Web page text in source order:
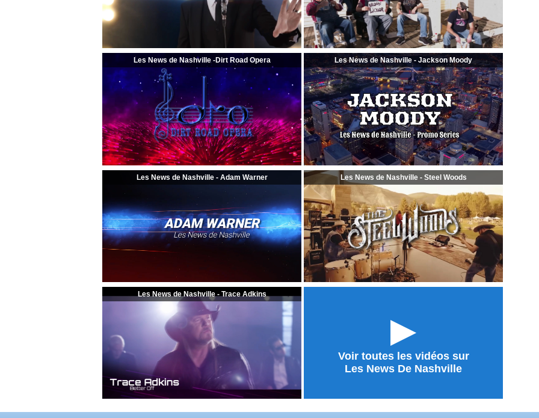
Les News de Nashville -Dirt Road Opera Les News de Nashville - Jackson Moody
Les News de Nashville - Adam Warner Les News de Nashville - Steel Woods
Les News de Nashville - Trace Adkins
►
Voir toutes les vidéos sur
Les News De Nashville